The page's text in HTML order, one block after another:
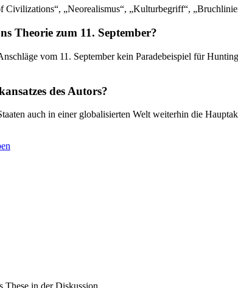
„Neorealismus“, „Kulturbegriff“,
Theorie zum 11. September?
vom 11. September kein Paradebeispiel für
des Autors?
auch in einer globalisierten Welt weiterhin die